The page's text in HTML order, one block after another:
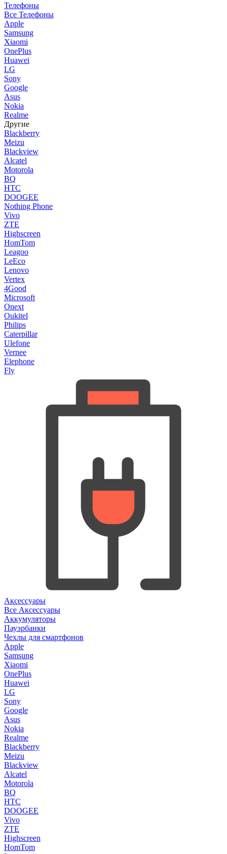
Телефоны
Все Телефоны
Apple
Samsung
Xiaomi
OnePlus
Huawei
LG
Sony
Google
Asus
Nokia
Realme
Другие
Blackberry
Meizu
Blackview
Alcatel
Motorola
BQ
HTC
DOOGEE
Nothing Phone
Vivo
ZTE
Highscreen
HomTom
Leagoo
LeEco
Lenovo
Vertex
4Good
Microsoft
Onext
Oukitel
Philips
Caterpillar
Ulefone
Vernee
Elephone
Fly
Аксессуары
Все Аксессуары
Аккумуляторы
Пауэрбанки
Чехлы для смартфонов
Apple
Samsung
Xiaomi
OnePlus
Huawei
LG
Sony
Google
Asus
Nokia
Realme
Blackberry
Meizu
Blackview
Alcatel
Motorola
BQ
HTC
DOOGEE
Vivo
ZTE
Highscreen
HomTom